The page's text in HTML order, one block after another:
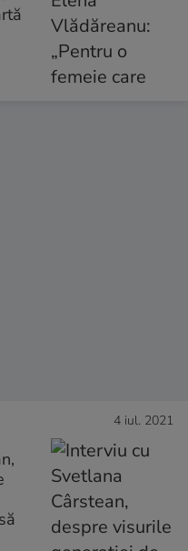
4 iul. 2021